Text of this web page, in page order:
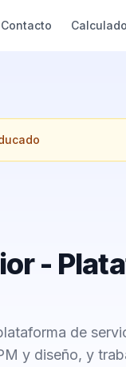
Contacto
-
de
y diseño, y